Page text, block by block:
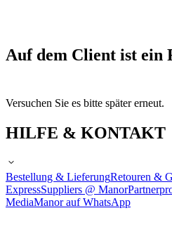
Auf dem Client ist ein
Versuchen Sie es bitte später erneut.
HILFE & KONTAKT
Bestellung & LieferungRetouren &
ExpressSuppliers @ Manor
MediaManor auf WhatsApp